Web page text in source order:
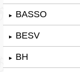
► BASSO
► BESV
► BH